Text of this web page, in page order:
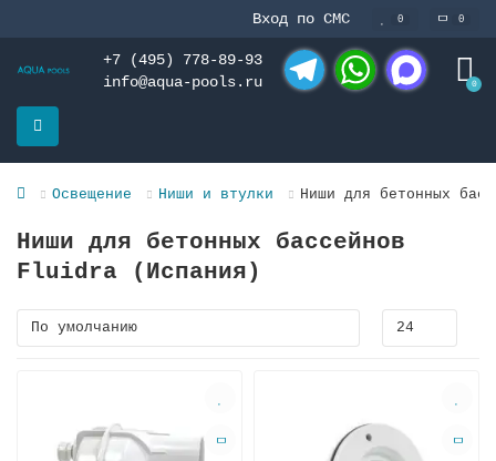
Вход по СМС 0 0
+7 (495) 778-89-93
info@aqua-pools.ru
0
Освещение Ниши и втулки Ниши для бетонных
Ниши для бетонных бассейнов
Fluidra (Испания)